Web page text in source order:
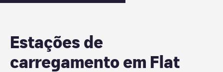
Estações de
carregamento em Flat